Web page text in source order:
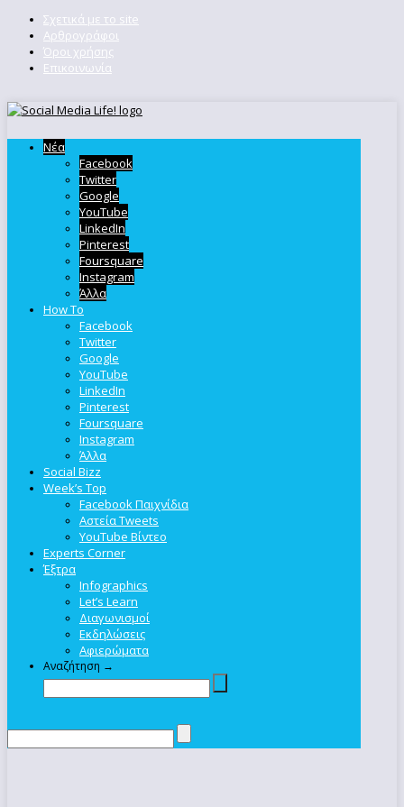
Σχετικά με το site
Αρθρογράφοι
Όροι χρήσης
Επικοινωνία
Νέα
Facebook
Twitter
Google
YouTube
LinkedIn
Pinterest
Foursquare
Instagram
Άλλα
How To
Facebook
Twitter
Google
YouTube
LinkedIn
Pinterest
Foursquare
Instagram
Άλλα
Social Bizz
Week’s Top
Facebook Παιχνίδια
Αστεία Tweets
YouTube Βίντεο
Experts Corner
Έξτρα
Infographics
Let’s Learn
Διαγωνισμοί
Εκδηλώσεις
Αφιερώματα
Αναζήτηση →